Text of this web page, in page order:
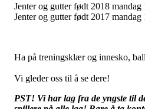
Jenter og gutter født 2018 mandag
Jenter og gutter født 2017 mandag
Ha på treningsklær og innesko,
Vi gleder oss til å se dere!
PST! Vi har lag fra de yngste til